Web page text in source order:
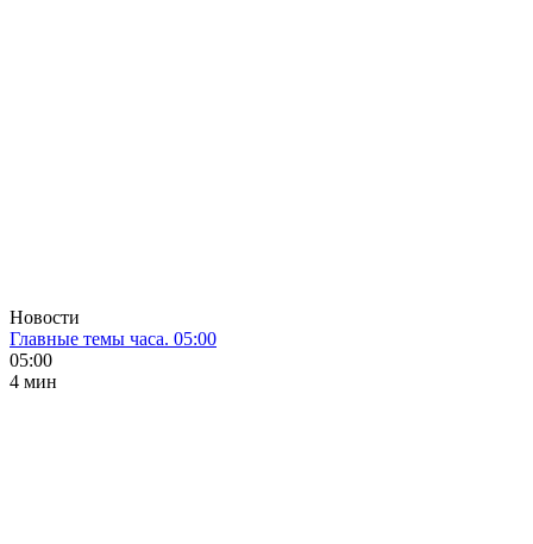
Новости
Главные темы часа. 05:00
05:00
4 мин